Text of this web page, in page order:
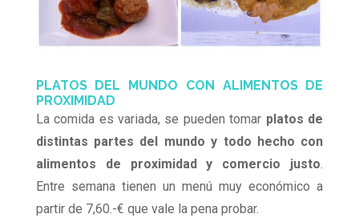
PLATOS DEL MUNDO CON ALIMENTOS DE
PROXIMIDAD
La comida es variada, se pueden tomar platos de
distintas partes del mundo y todo hecho con
alimentos de proximidad y comercio justo.
Entre semana tienen un menú muy económico a
partir de 7,60.-€ que vale la pena probar.